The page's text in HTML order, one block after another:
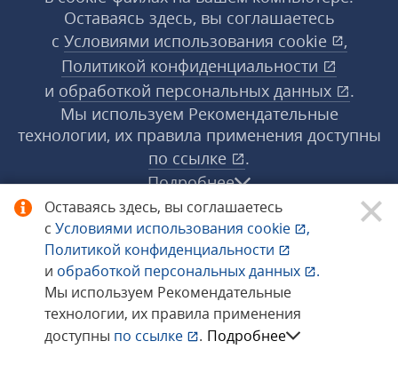
Оставаясь здесь, вы соглашаетесь
с Условиями использования cookie
,
Политикой конфиденциальности
и обработкой персональных данных
.
Мы используем Рекомендательные
технологии, их правила применения
доступны по ссылке . Подробнее
Оставаясь здесь, вы соглашаетесь
с Условиями использования cookie
,
Политикой конфиденциальности
и обработкой персональных данных
.
Мы используем Рекомендательные
технологии, их правила применения доступны
по ссылке
.
Подробнее
© 1998−2026 «1С‑Рарус» ®. Все права
защищены.
Сообщить об ошибке